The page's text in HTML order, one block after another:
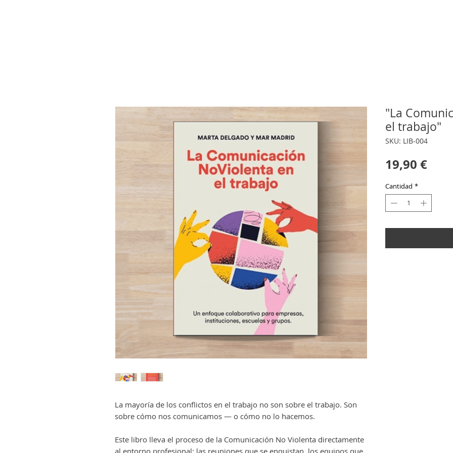
La mayoría de los conflictos en el trabajo no son sobre el trabajo. Son
sobre cómo nos comunicamos — o cómo no lo hacemos.
Este libro lleva el proceso de la Comunicación No Violenta directamente
al entorno profesional: las reuniones que se enquistan, los equipos que
"La
el trabajo"
SKU: LIB-004
19,90 €
Cantidad *